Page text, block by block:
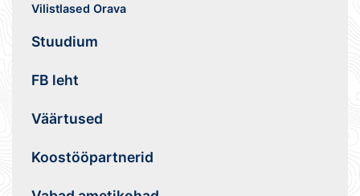
Vilistlased Orava
Stuudium
FB leht
Väärtused
Koostööpartnerid